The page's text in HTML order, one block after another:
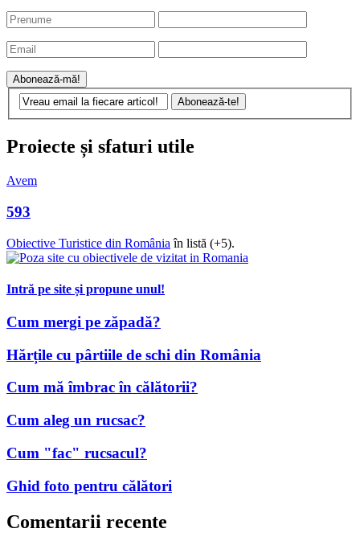
Proiecte și sfaturi utile
Avem
593
Obiective Turistice din Româniaîn listă (+5).
Intră pe site și propune unul!
Cum mergi pe zăpadă?
Hărțile cu pârtiile de schi din România
Cum mă îmbrac în călătorii?
Cum aleg un rucsac?
Cum "fac" rucsacul?
Ghid foto pentru călători
Comentarii recente